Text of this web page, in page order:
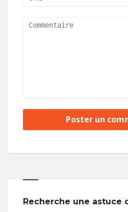
Recherche une astuce